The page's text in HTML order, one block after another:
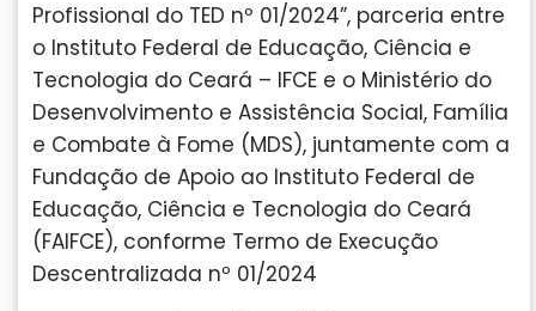
Profissional do TED nº 01/2024”, parceria entre
o Instituto Federal de Educação, Ciência e
Tecnologia do Ceará – IFCE e o Ministério do
Desenvolvimento e Assistência Social, Família
e Combate à Fome (MDS), juntamente com a
Fundação de Apoio ao Instituto Federal de
Educação, Ciência e Tecnologia do Ceará
(FAIFCE), conforme Termo de Execução
Descentralizada nº 01/2024